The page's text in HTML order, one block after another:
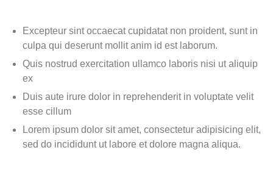
Excepteur sint occaecat cupidatat non proident, sunt in
culpa qui deserunt mollit anim id est laborum.
Quis nostrud exercitation ullamco laboris nisi ut aliquip
ex
Duis aute irure dolor in reprehenderit in voluptate velit
esse cillum
Lorem ipsum dolor sit amet, consectetur adipisicing elit,
sed do incididunt ut labore et dolore magna aliqua.